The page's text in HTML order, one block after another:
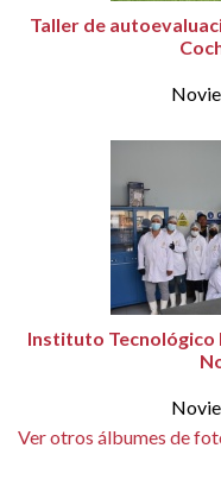
Taller de
Instituto Tecnológico
Ver otros álbumes de